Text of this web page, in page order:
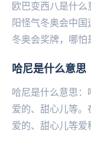
欧巴变西八是什
阳怪气冬奥会中
冬奥会奖牌，哪怕
​哈尼是什么意思
哈尼是什么意思
爱的、甜心儿等。
爱的、甜心儿等爱